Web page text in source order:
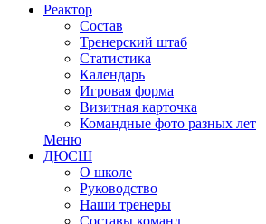
Реактор
Состав
Тренерский штаб
Статистика
Календарь
Игровая форма
Визитная карточка
Командные фото разных лет
Меню
ДЮСШ
О школе
Руководство
Наши тренеры
Составы команд